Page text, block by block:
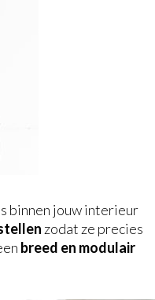
binnen jouw interieur
zodat ze precies
breed en modulair